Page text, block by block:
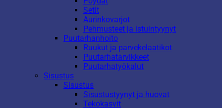
Setit
Aurinkovarjot
Pehmusteet ja istuintyynyt
Puutarhanhoito
Ruukut ja parvekelaatikot
Puutarhatarvikkeet
Puutarhatyökalut
Sisustus
Sisustus
Sisustustyynyt ja huovat
Tekokasvit